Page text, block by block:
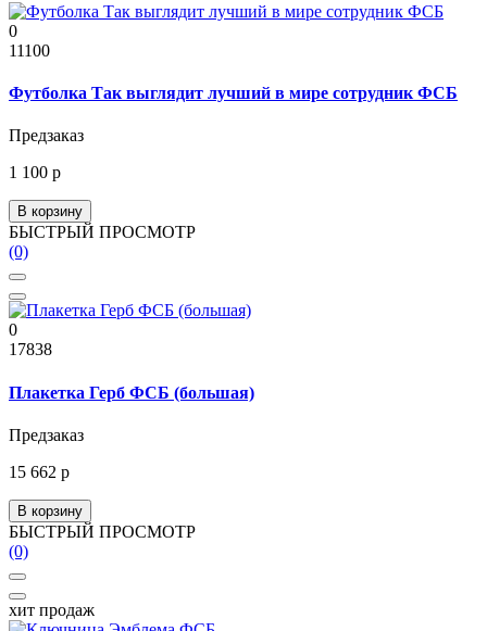
0
11100
Футболка Так выглядит лучший в мире сотрудник ФСБ
Предзаказ
1 100 р
В корзину
БЫСТРЫЙ ПРОСМОТР
(0)
0
17838
Плакетка Герб ФСБ (большая)
Предзаказ
15 662 р
В корзину
БЫСТРЫЙ ПРОСМОТР
(0)
хит продаж